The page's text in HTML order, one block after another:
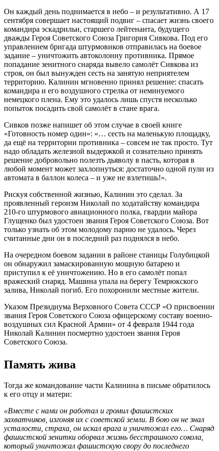
Он каждый день поднимается в небо – и результативно. А 17
сентября совершает настоящий подвиг – спасает жизнь своего
командира эскадрильи, старшего лейтенанта, будущего
дважды Героя Советского Союза Григория Сивкова. Под его
управлением бригада штурмовиков отправилась на боевое
задание – уничтожить автоколонну противника. Прямое
попадание зенитного снаряда вывело самолёт Сивкова из
строя, он был вынужден сесть на занятую неприятелем
территорию. Калинин мгновенно принял решение: спасать
командира и его воздушного стрелка от неминуемого
немецкого плена. Ему это удалось лишь спустя несколько
попыток посадить свой самолёт в стане врага.
Сивков позже напишет об этом случае в своей книге
«Готовность номер один»: «… сесть на маленькую площадку,
да ещё на территории противника – совсем не так просто. Тут
надо обладать железной выдержкой и сознательно принять
решение добровольно полезть дьяволу в пасть, которая в
любой момент может захлопнуться: достаточно одной пули из
автомата в баллон колеса – и уже не взлетишь!».
Рискуя собственной жизнью, Калинин это сделал. За
проявленный героизм Николай по ходатайству командира
210-го штурмового авиационного полка, гвардии майора
Глущенко был удостоен звания Героя Советского Союза. Вот
только узнать об этом молодому парню не удалось. Через
считанные дни он в последний раз поднялся в небо.
На очередном боевом задании в районе станицы Голубицкой
он обнаружил замаскированную мощную батарею и
приступил к её уничтожению. Но в его самолёт попал
вражеский снаряд. Машина упала на берегу Темрюкского
залива, Николай погиб. Его похоронили местные жители.
Указом Президиума Верховного Совета СССР «О присвоении
звания Героя Советского Союза офицерскому составу военно-
воздушных сил Красной Армии» от 4 февраля 1944 года
Николай Калинин посмертно удостоен звания Героя
Советского Союза.
Память жива
Тогда же командование части Калинина в письме обратилось
к его отцу и матери:
«Вместе с нами он работал и громил фашистских
захватчиков, изгоняя их с советской земли. В бою он не знал
усталости, страха, он искал врага и уничтожал его… Снаряд
фашистской зенитки оборвал жизнь бесстрашного сокола,
который уничтожал фашистскую свору до последнего